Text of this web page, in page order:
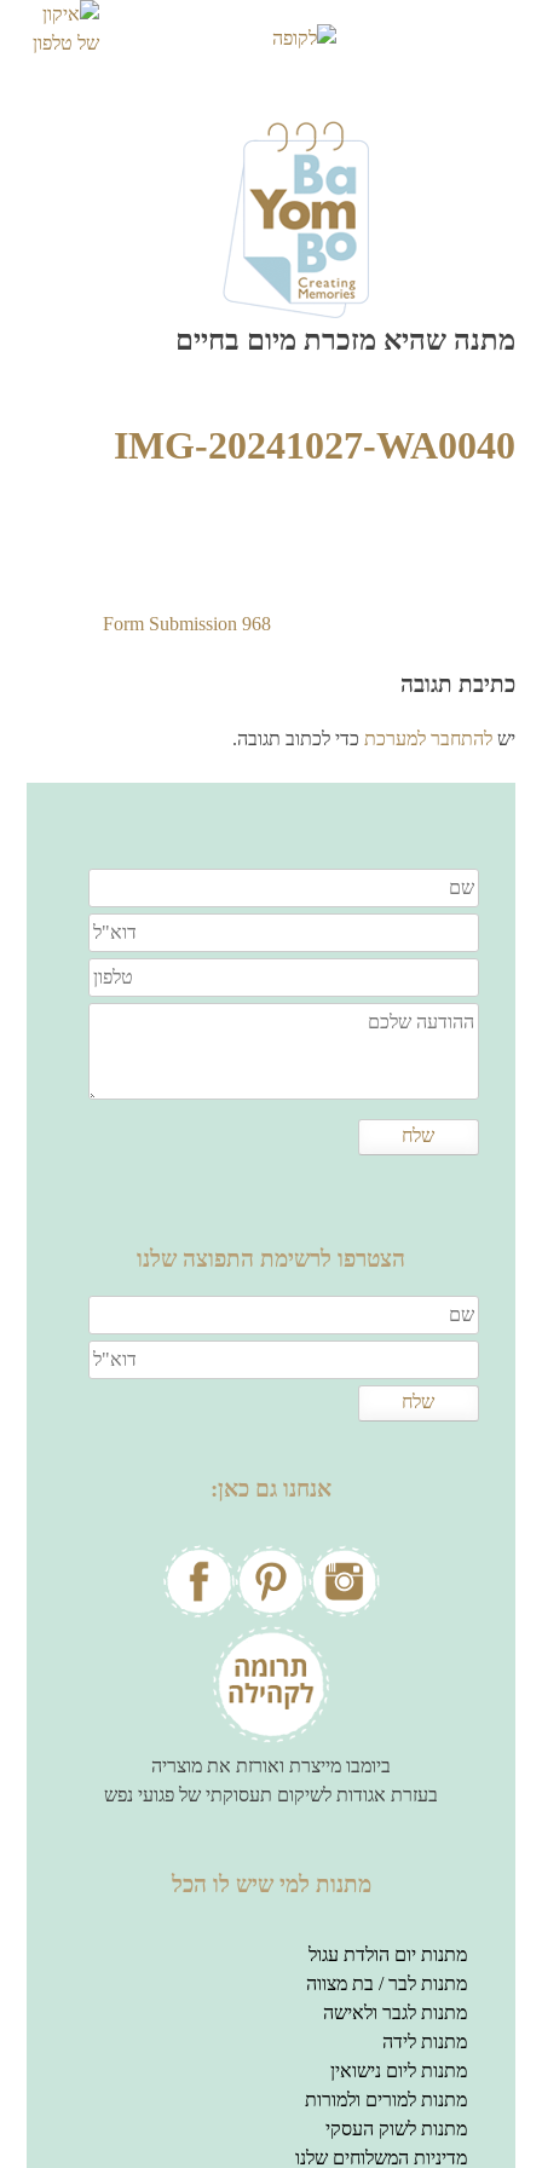
מתנה שהיא מזכרת מיום בחיים
IMG-20241027-WA0040
Form Submission 968
כתיבת תגובה
ישלהתחבר למערכת כדי לכתוב תגובה.
הצטרפו לרשימת התפוצה שלנו
אנחנו גם כאן:
ביומבו מייצרת ואורזת את מוצריה
בעזרת אגודות לשיקום תעסוקתי של פגועי נפש
מתנות למי שיש לו הכל
מתנות יום הולדת עגול
מתנות לבר / בת מצווה
מתנות לגבר ולאישה
מתנות לידה
מתנות ליום נישואין
מתנות למורים ולמורות
מתנות לשוק העסקי
מדיניות המשלוחים שלנו